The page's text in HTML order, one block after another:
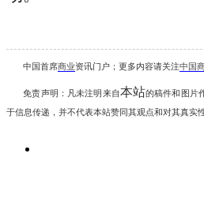
中国首席商业资讯门户；更多内容请关注中国
免责声明：凡未注明 来自本站的稿件和图片
于信息传递，并不代表本站赞同其观点和对其真实